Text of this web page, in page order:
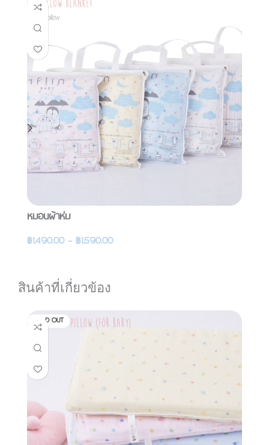
หมอนผ้าห่ม
฿1,490.00– ฿1,590.00
สินค้าที่เกี่ยวข้อง
SOLD OUT